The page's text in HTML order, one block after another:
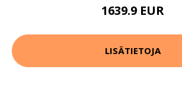
1639.9 EUR
LISÄTIETOJA